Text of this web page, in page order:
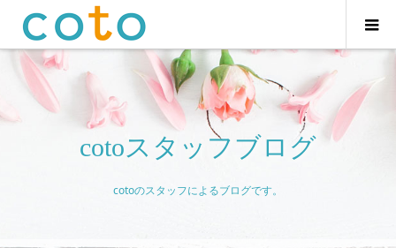
cotoスタッフブログ
cotoのスタッフによるブログです。